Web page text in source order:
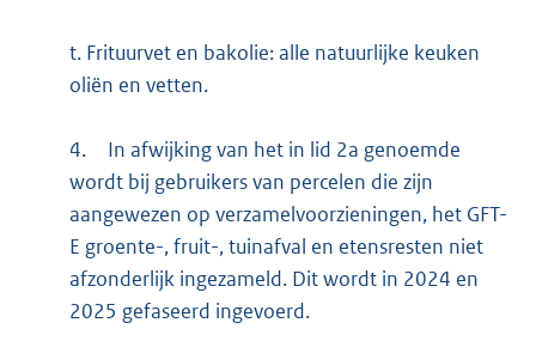
t. Frituurvet en bakolie: alle natuurlijke keuken
oliën en vetten.
4.
In afwijking van het in lid 2a genoemde
wordt bij gebruikers van percelen die zijn
aangewezen op verzamelvoorzieningen, het GFT-
E groente-, fruit-, tuinafval en etensresten niet
afzonderlijk ingezameld. Dit wordt in 2024 en
2025 gefaseerd ingevoerd.